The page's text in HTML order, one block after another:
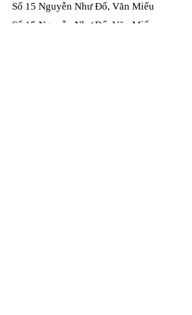
Số 15 Nguyễn Như Đổ, Văn Miếu​​​​
Số 15 Nguyễn Như Đổ, Văn Miếu​​​​